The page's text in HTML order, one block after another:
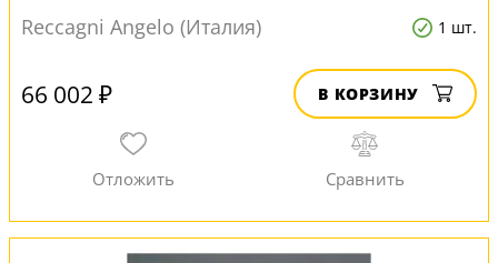
Reccagni Angelo (Италия) 1 шт.
66 002 ₽ В КОРЗИНУ